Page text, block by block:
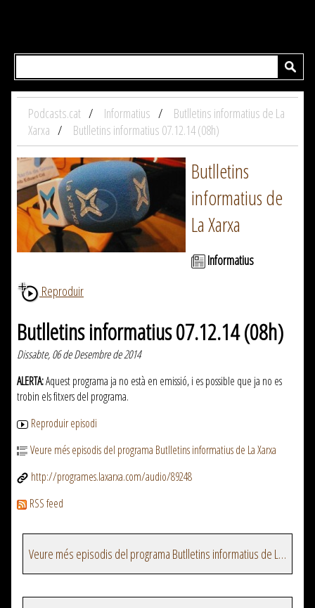
Podcasts.cat Informatius
Butlletins informatius de La
Xarxa
Butlletins informatius 07.12.14 (08h)
Butlletins
informatius de
La Xarxa
Informatius
Reproduir
Butlletins informatius 07.12.14 (08h)
Dissabte, 06 de Desembre de 2014
ALERTA:Aquest programa ja no està en emissió, i es possible que ja no es
trobin els fitxers del programa.
Reproduir episodi
Veure més episodis del programa Butlletins informatius de La Xarxa
http://programes.laxarxa.com/audio/89248
RSS feed
Veure més episodis del programa Butlletins informatius de La Xarxa